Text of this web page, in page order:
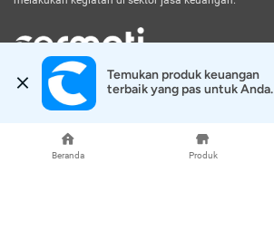
Beranda Produk
© 2026 Cermati. All Rights Reserved.
Temukan produk keuangan
terbaik yang pas untuk Anda.